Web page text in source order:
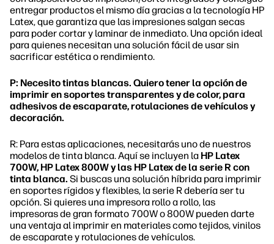
entregar productos el mismo día gracias a la tecnología HP
Latex, que garantiza que las impresiones salgan secas
para poder cortar y laminar de inmediato. Una opción ideal
para quienes necesitan una solución fácil de usar sin
sacrificar estética o rendimiento.
P: Necesito tintas blancas. Quiero tener la opción de
imprimir en soportes transparentes y de color, para
adhesivos de escaparate, rotulaciones de vehículos y
decoración.
R: Para estas aplicaciones, necesitarás uno de nuestros
modelos de tinta blanca. Aquí se incluyen la HP Latex
700W, HP Latex 800W y las HP Latex de la serie R con
tinta blanca. Si buscas una solución híbrida para imprimir
en soportes rígidos y flexibles, la serie R debería ser tu
opción. Si quieres una impresora rollo a rollo, las
impresoras de gran formato 700W o 800W pueden darte
una ventaja al imprimir en materiales como tejidos, vinilos
de escaparate y rotulaciones de vehículos.